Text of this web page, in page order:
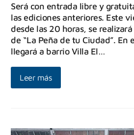
Será con entrada libre y
las ediciones anteriores. Este
desde las 20 horas, se
de “La Peña de tu Ciudad”. En
llegará a barrio Villa El…
Leer más